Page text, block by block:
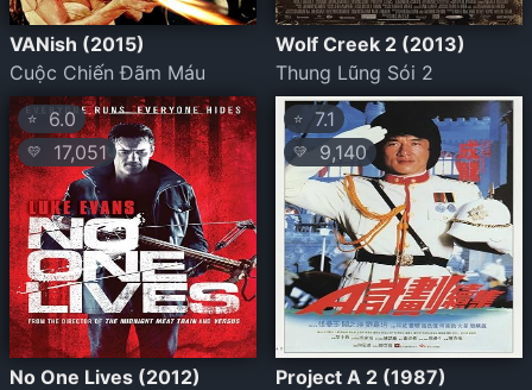
VANish (2015)
Cuộc Chiến Đãm Máu
Wolf Creek 2 (2013)
Thung Lũng Sói 2
⭐ 6.0
💛 17,051
No One Lives (2012)
⭐ 7.1
💛 9,140
Project A 2 (1987)